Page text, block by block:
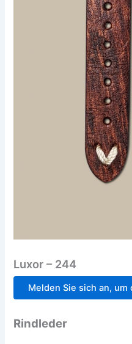
Luxor – 244
Melden Sie sich an, um
Rindleder